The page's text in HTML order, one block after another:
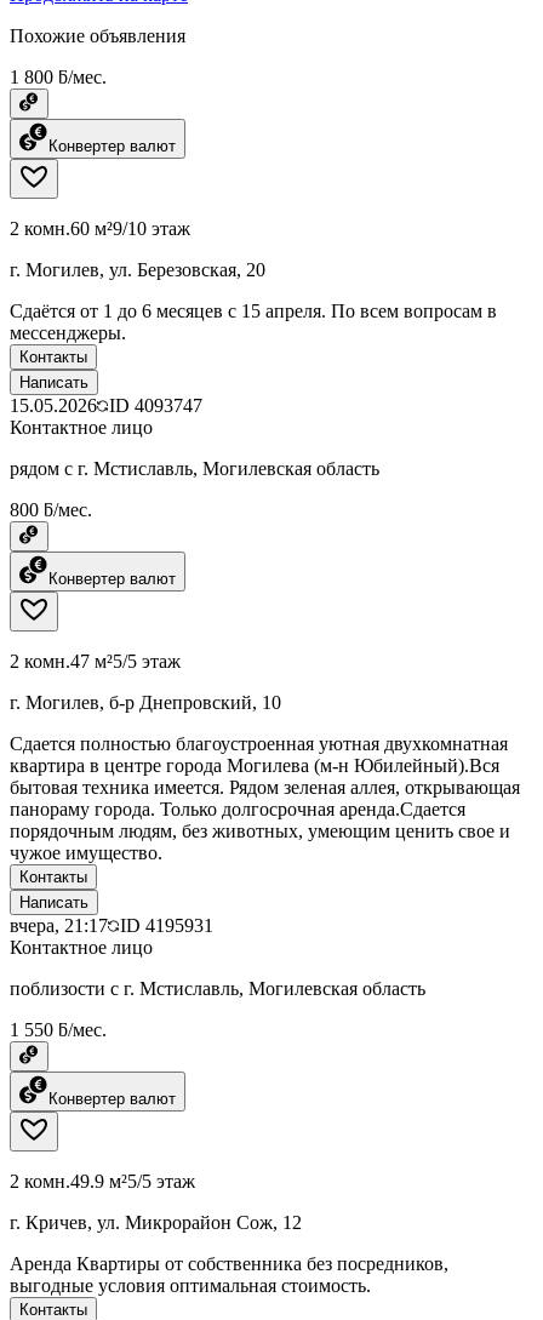
Похожие объявления
1 800 ƃ/мес.
Конвертер валют
2 комн.60 м²9/10 этаж
г. Могилев, ул. Березовская, 20
Сдаётся от 1 до 6 месяцев с 15 апреля. По всем вопросам в
мессенджеры.
Контакты
Написать
15.05.2026 ID 4093747
Контактное лицо
рядом с г. Мстиславль, Могилевская область
800 ƃ/мес.
Конвертер валют
2 комн.47 м²5/5 этаж
г. Могилев, б-р Днепровский, 10
Сдается полностью благоустроенная уютная двухкомнатная
квартира в центре города Могилева (м-н Юбилейный).Вся
бытовая техника имеется. Рядом зеленая аллея, открывающая
панораму города. Только долгосрочная аренда.Сдается
порядочным людям, без животных, умеющим ценить свое и
чужое имущество.
Контакты
Написать
вчера, 21:17 ID 4195931
Контактное лицо
поблизости с г. Мстиславль, Могилевская область
1 550 ƃ/мес.
Конвертер валют
2 комн.49.9 м²5/5 этаж
г. Кричев, ул. Микрорайон Сож, 12
Аренда Квартиры от собственника без посредников,
выгодные условия оптимальная стоимость.
Контакты